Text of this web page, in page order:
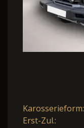
Karosserieform:
Erst-Zul.: